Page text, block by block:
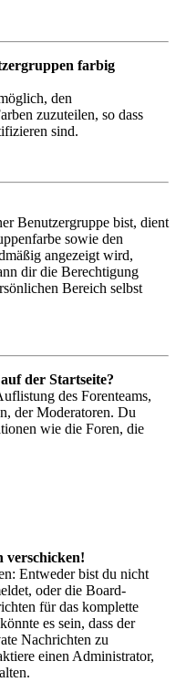
farbig
den
zuzuteilen, so dass
sind.
Benutzergruppe bist, dient
sowie den
angezeigt wird,
dir die Berechtigung
Bereich selbst
der Startseite?
des Forenteams,
der Moderatoren. Du
wie die Foren, die
verschicken!
Entweder bist du nicht
oder die Board-
für das komplette
es sein, dass der
Nachrichten zu
einen Administrator,